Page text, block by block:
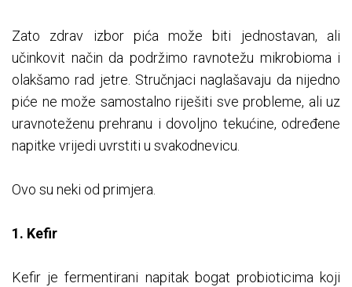
Zato zdrav izbor pića može biti jednostavan, ali
učinkovit način da podržimo ravnotežu mikrobioma i
olakšamo rad jetre. Stručnjaci naglašavaju da nijedno
piće ne može samostalno riješiti sve probleme, ali uz
uravnoteženu prehranu i dovoljno tekućine, određene
napitke vrijedi uvrstiti u svakodnevicu.
Ovo su neki od primjera.
1. Kefir
Kefir je fermentirani napitak bogat probioticima koji